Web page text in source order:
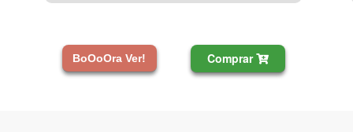
BoOoOra Ver! Comprar